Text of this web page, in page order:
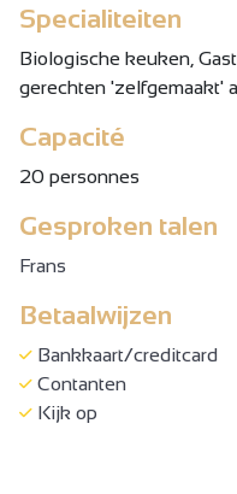
Specialiteiten
Biologische keuken,
gerechten 'zelfgemaakt'
Capacité
20 personnes
Gesproken talen
Frans
Betaalwijzen
Bankkaart/creditcard
Contanten
Kijk op